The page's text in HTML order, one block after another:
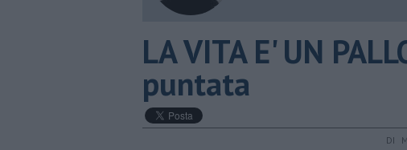
LA VITA E' UN
puntata
DI